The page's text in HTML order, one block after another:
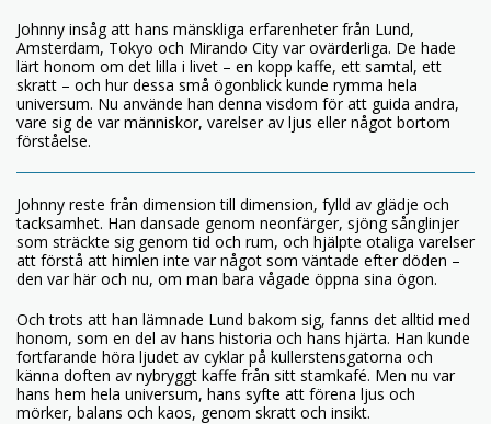
Johnny insåg att hans mänskliga erfarenheter från Lund,
Amsterdam, Tokyo och Mirando City var ovärderliga. De hade
lärt honom om det lilla i livet – en kopp kaffe, ett samtal, ett
skratt – och hur dessa små ögonblick kunde rymma hela
universum. Nu använde han denna visdom för att guida andra,
vare sig de var människor, varelser av ljus eller något bortom
förståelse.
Johnny reste från dimension till dimension, fylld av glädje och
tacksamhet. Han dansade genom neonfärger, sjöng sånglinjer
som sträckte sig genom tid och rum, och hjälpte otaliga varelser
att förstå att himlen inte var något som väntade efter döden –
den var här och nu, om man bara vågade öppna sina ögon.
Och trots att han lämnade Lund bakom sig, fanns det alltid med
honom, som en del av hans historia och hans hjärta. Han kunde
fortfarande höra ljudet av cyklar på kullerstensgatorna och
känna doften av nybryggt kaffe från sitt stamkafé. Men nu var
hans hem hela universum, hans syfte att förena ljus och
mörker, balans och kaos, genom skratt och insikt.